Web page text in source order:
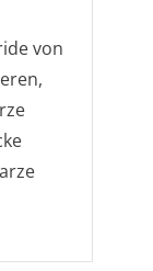
von